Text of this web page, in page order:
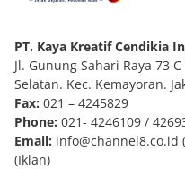
PT. Kaya Kreatif Cendikia
Jl. Gunung Sahari Raya 73
Selatan. Kec. Kemayoran.
Fax: 021 – 4245829
Phone: 021- 4246109 /
Email: info@channel8.co.id
(Iklan)